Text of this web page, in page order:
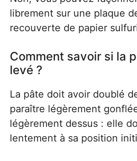
librement sur une plaque
recouverte de papier
Comment savoir si la
levé ?
La pâte doit avoir doublé
paraître légèrement
légèrement dessus : elle
lentement à sa position